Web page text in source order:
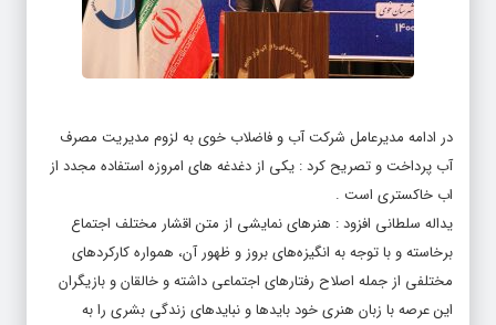
در ادامه مدیرعامل شرکت آب و فاضلاب خوی به لزوم مدیریت مصرف
آب پرداخت و تصریح کرد : یکی از دغدغه های امروزه استفاده مجدد از
اب خاکستری است .
یداله سلطانی افزود : هنرهای نمایشی از متن اقشار مختلف اجتماع
برخاسته و با توجه به انگیزه‌های بروز و ظهور آن، همواره کارکردهای
مختلفی از جمله اصلاح رفتارهای اجتماعی داشته و خالقان و بازیگران
این عرصه با زبان هنری خود بایدها و نبایدهای زندگی بشری را به